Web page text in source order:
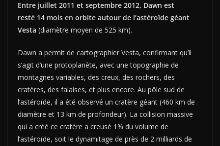
Entre juillet 2011 et septembre 2012, Dawn est
resté 14 mois en orbite autour de l’astéroïde géant
Vesta (diamètre moyen de 525 km).
Dawn a permit de cartographier Vesta, confirmant qu’il
s’agit d’une protoplanète, avec une topographie de
montagnes variables, des creux, des rochers, des
cratères, des falaises, et plus encore. Au pôle sud de
l’astéroïde, il a été observé un cratère géant (460 km de
diamètre et 13 km de profondeur). La collision massive
qui a créé ce cratère a creusé 1% du volume de
l’astéroïde, soit le dynamitage de près de 2 milliards de